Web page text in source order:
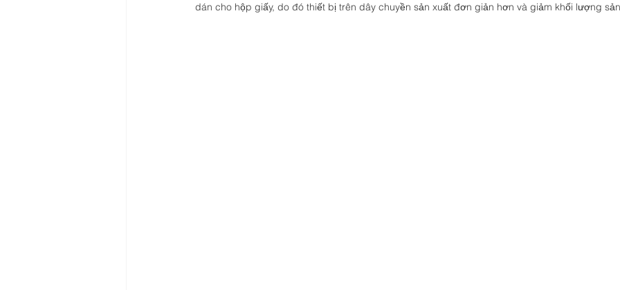
dán cho hộp giấy, do đó thiết bị trên dây chuyền sản xuất đơn giản hơn và giảm khối lượng